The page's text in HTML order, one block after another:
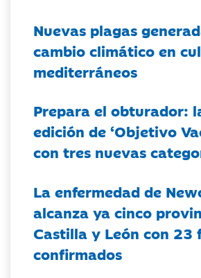
Nuevas plagas
cambio climático en
mediterráneos
Prepara el obturador:
edición de ‘Objetivo
con tres nuevas
La enfermedad de
alcanza ya cinco
Castilla y León con 23
confirmados